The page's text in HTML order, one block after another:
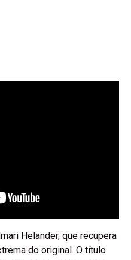
Helander, que recupera
do original. O título